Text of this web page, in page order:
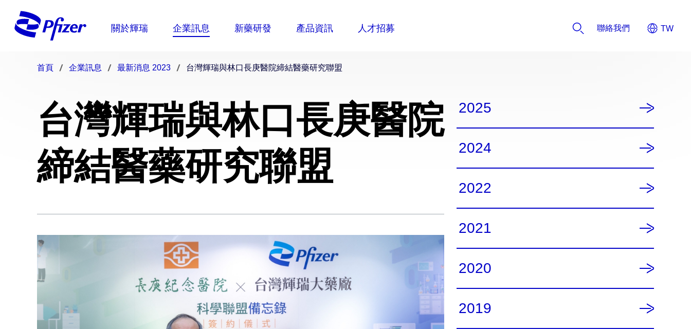
聯絡我們
首頁 企業訊息 最新消息 2023 台灣輝瑞與林口長庚醫院締結醫藥研究聯盟
台灣輝瑞與林口長庚醫院
締結醫藥研究聯盟
2025
2024
2022
2021
2020
2019